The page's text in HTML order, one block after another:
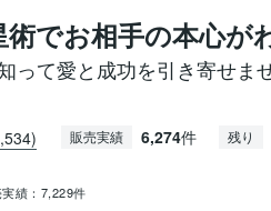
でお相手の本心が
って愛と成功を引き寄せま
販売実績 6,274件 残り
績： 7,229件